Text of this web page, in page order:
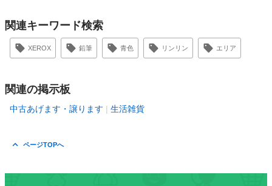
関連キーワード検索
XEROX 鉛筆 青色 リンリン エリア
関連の掲示板
中古あげます・譲ります 生活雑貨
ページTOPへ